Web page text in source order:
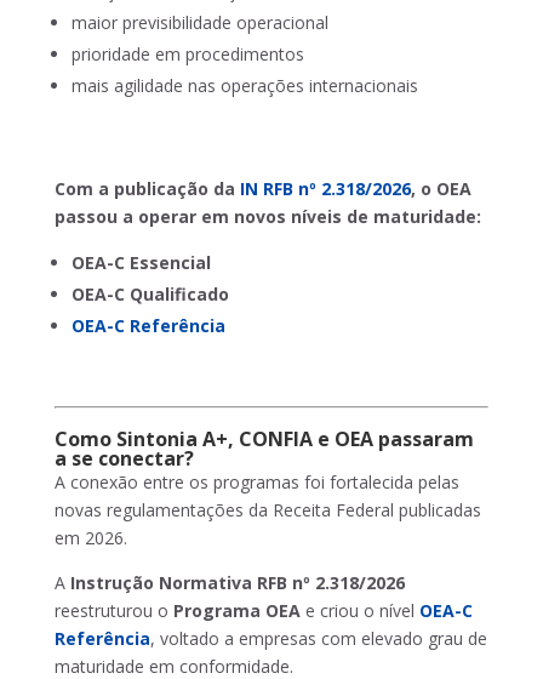
maior previsibilidade operacional
prioridade em procedimentos
mais agilidade nas operações internacionais
Com a publicação da IN RFB nº 2.318/2026, o OEA
passou a operar em novos níveis de maturidade:
OEA-C Essencial
OEA-C Qualificado
OEA-C Referência
Como Sintonia A+, CONFIA e OEA passaram
a se conectar?
A conexão entre os programas foi fortalecida pelas
novas regulamentações da Receita Federal publicadas
em 2026.
A Instrução Normativa RFB nº 2.318/2026
reestruturou o Programa OEA e criou o nível OEA-C
Referência, voltado a empresas com elevado grau de
maturidade em conformidade.